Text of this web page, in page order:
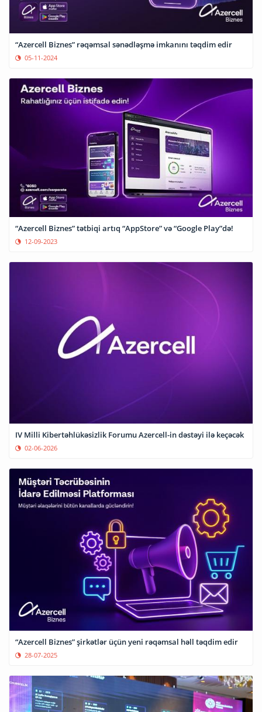
“Azercell Biznes” rəqəmsal sənədləşmə imkanını təqdim edir
05-11-2024
“Azercell Biznes” tətbiqi artıq “AppStore” və “Google Play”də!
12-09-2023
IV Milli Kibertəhlükəsizlik Forumu Azercell-in dəstəyi ilə keçəcək
02-06-2026
“Azercell Biznes” şirkətlər üçün yeni rəqəmsal həll təqdim edir
28-07-2025